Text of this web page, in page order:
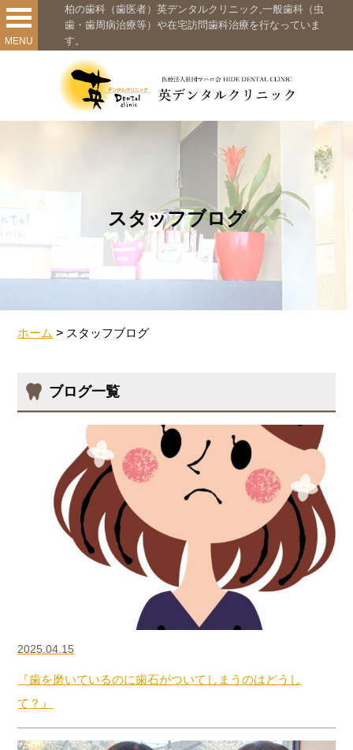
MENU
柏の歯科（歯医者）英デンタルクリニック,一般歯科（虫
歯・歯周病治療等）や在宅訪問歯科治療を行なっていま
す。
スタッフブログ
ホーム > スタッフブログ
ブログ一覧
2025.04.15
『歯を磨いているのに歯石がついてしまうのはどうし
て？』